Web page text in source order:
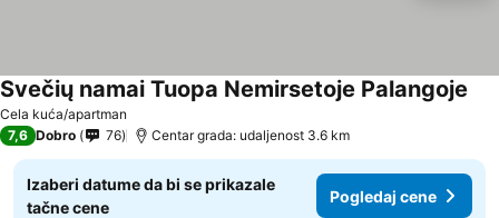
Cela kuća/apartman
Svečių namai Tuopa Nemirsetoje Palangoje
7,6 Dobro 76 Centar grada: udaljenost 3.6 km
Izaberi datume da bi se prikazale
tačne cene
Pogledaj cene